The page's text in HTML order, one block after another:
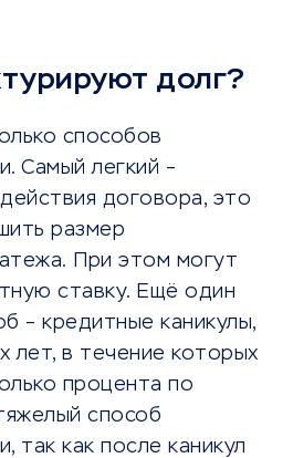
долг?
способов
Самый легкий –
договора, это
размер
При этом могут
ставку. Ещё один
– кредитные каникулы,
лет, в течение которых
процента по
способ
так как после каникул